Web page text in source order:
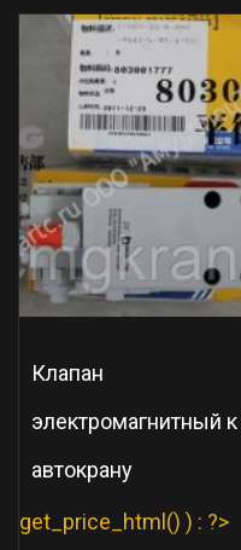
Клапан
электромагнитный к
автокрану
get_price_html() ) : ?>